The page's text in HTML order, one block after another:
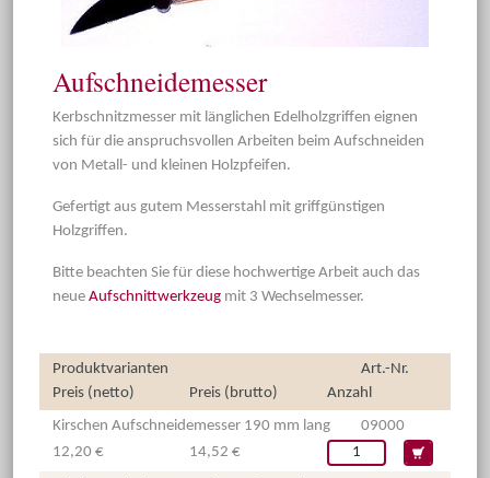
Aufschneidemesser
Kerbschnitzmesser mit länglichen Edelholzgriffen eignen
sich für die anspruchsvollen Arbeiten beim Aufschneiden
von Metall- und kleinen Holzpfeifen.
Gefertigt aus gutem Messerstahl mit griffgünstigen
Holzgriffen.
Bitte beachten Sie für diese hochwertige Arbeit auch das
neue Aufschnittwerkzeug mit 3 Wechselmesser.
Produktvarianten
Art.-Nr.
Preis (netto)
Preis (brutto) Anzahl
Kirschen Aufschneidemesser 190 mm lang
09000
12,20 €
14,52 €